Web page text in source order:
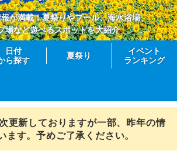
が満載！夏祭りやプール、海水浴場、
場など遊べるスポットを大紹介
日付
ら探す
夏祭り
イベント
ランキング
更新しておりますが一部、昨年の情
ます。予めご了承ください。